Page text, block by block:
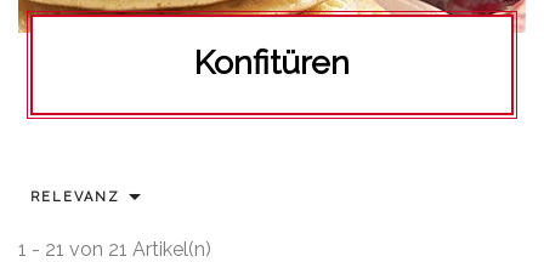
Konfitüren
RELEVANZ 
1 - 21 von 21 Artikel(n)